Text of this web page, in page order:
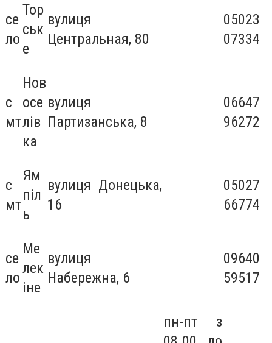
се
ло
Тор
ськ
е
вулиця
Центральная, 80
05023
07334
с
мт
Нов
осе
лів
ка
вулиця
Партизанська, 8
06647
96272
с
мт
Ям
піл
ь
вулиця Донецька,
16
05027
66774
се
ло
Ме
лек
іне
вулиця
Набережна, 6
09640
59517
пн-пт з